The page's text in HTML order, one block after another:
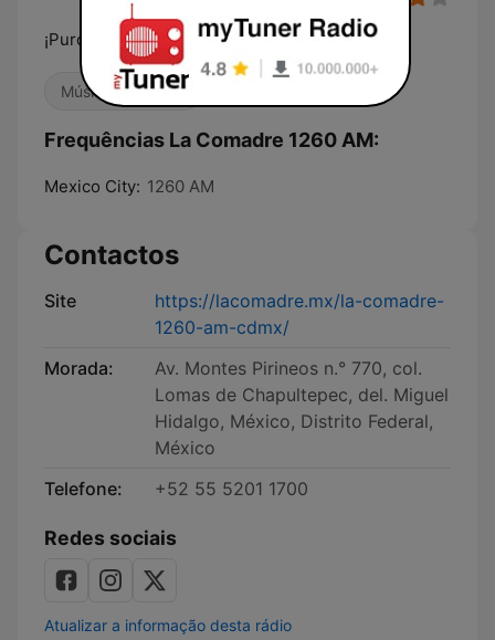
¡Puros Éxitos, Puros Comadrazos!
Música Mexicana
Frequências La Comadre 1260 AM:
Mexico City: 1260 AM
Contactos
Site
https://lacomadre.mx/la-comadre-
1260-am-cdmx/
Morada:
Av. Montes Pirineos n.° 770, col.
Lomas de Chapultepec, del. Miguel
Hidalgo, México, Distrito Federal,
México
Telefone:
+52 55 5201 1700
Redes sociais
Atualizar a informação desta rádio